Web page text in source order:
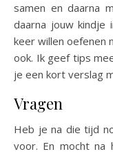
samen en daarna
daarna jouw kindje
keer willen oefenen
ook. Ik geef tips
je een kort verslag
Vragen
Heb je na die tijd
voor. En mocht na